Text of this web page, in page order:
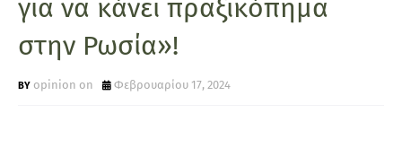
για να κάνει πραξικόπημα
στην Ρωσία»!
opinion on Φεβρουαρίου 17, 2024